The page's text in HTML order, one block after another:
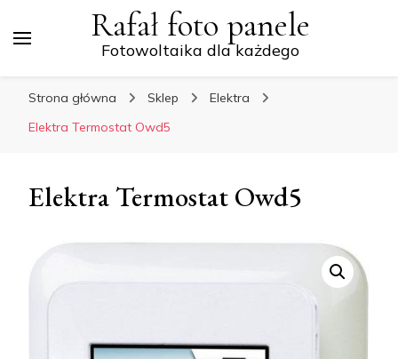
Rafał foto panele
Fotowoltaika dla każdego
Strona główna Sklep
Elektra
Elektra Termostat Owd5
Elektra Termostat Owd5